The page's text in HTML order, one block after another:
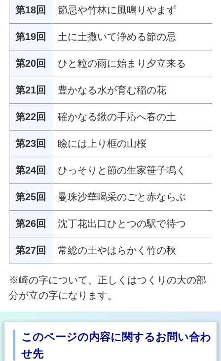
第18回 節忌や竹林に風鳴りやまず
第19回 土に土撒いて浄める節の忌
第20回 ひと粒の雨に始まり夕立来る
第21回 豊かなる水が育む稲の花
第22回 確かなる鍬の手応へ春の土
第23回 瞼には上り框の山桜
第24回 ひっそりと節の生家笹子鳴く
第25回 曼珠沙華喝采のごと赤ならぶ
第26回 沈丁花出口ひとつの駅で待つ
第27回 常総の土やはらかく竹の秋
※崎の字について、正しくはつくりの大の部
分が立の字になります。
このページの内容に関するお問い合わ
せ先